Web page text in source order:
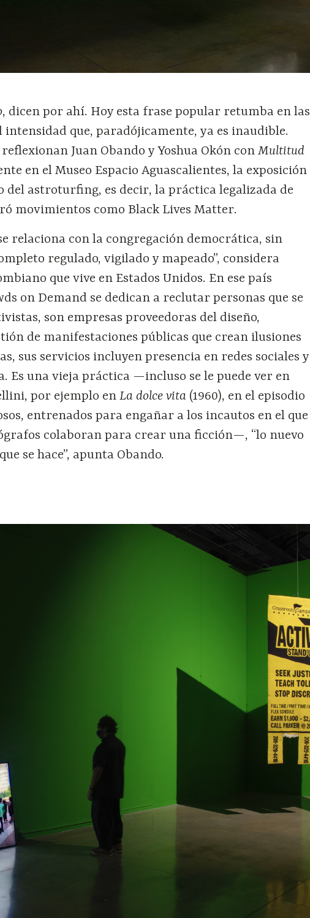
, dicen por ahí. Hoy esta frase popular retumba en las
intensidad que, paradójicamente, ya es inaudible.
Juan Obando y Yoshua Okón con Multitud
en el Museo Espacio Aguascalientes, la exposición
del astroturfing, es decir, la práctica legalizada de
movimientos como Black Lives Matter.
relaciona con la congregación democrática, sin
regulado, vigilado y mapeado”, considera
que vive en Estados Unidos. En ese país
on Demand se dedican a reclutar personas que se
son empresas proveedoras del diseño,
de manifestaciones públicas que crean ilusiones
sus servicios incluyen presencia en redes sociales y
Es una vieja práctica —incluso se le puede ver en
por ejemplo enLa dolce vita (1960), en el episodio
entrenados para engañar a los incautos en el que
colaboran para crear una ficción—, “lo nuevo
se hace”, apunta Obando.